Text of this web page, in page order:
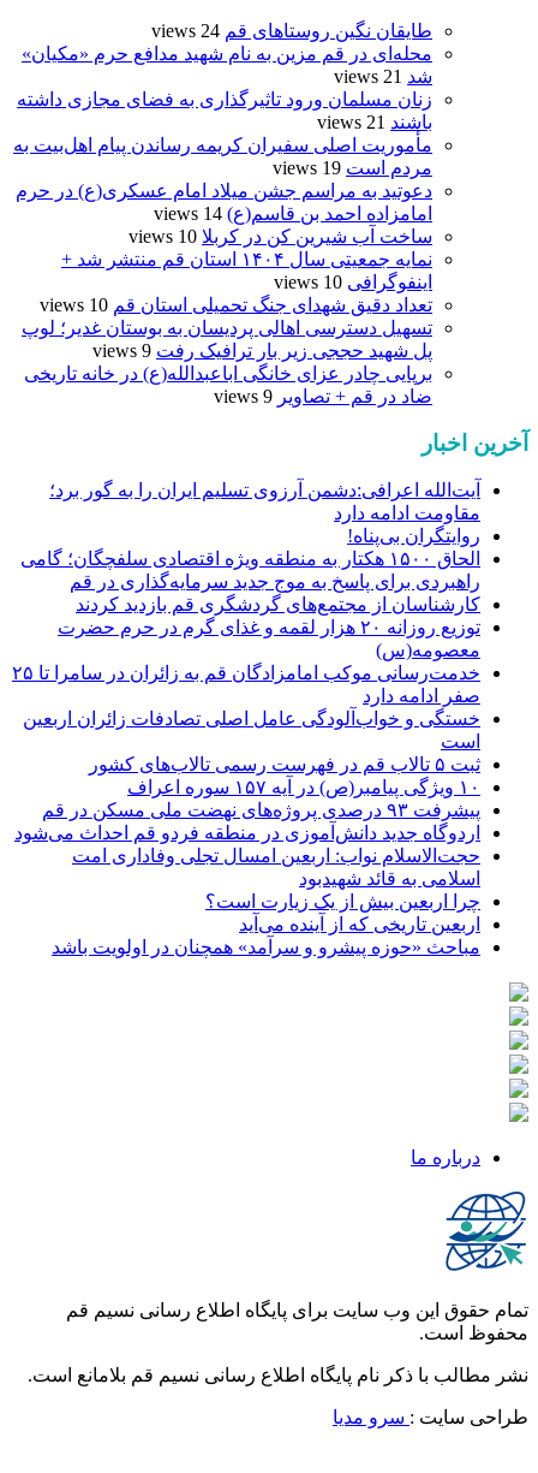
طایقان نگین روستاهای قم 24 views
محله‌ای در قم مزین به نام شهید مدافع حرم «مکیان»
شد 21 views
زنان مسلمان ورود تاثیرگذاری به فضای مجازی داشته
باشند 21 views
مأموریت اصلی سفیران کریمه رساندن پیام اهل‌بیت به
مردم است 19 views
دعوتید به مراسم جشن میلاد امام عسکری(ع) در حرم
امامزاده احمد بن قاسم(ع) 14 views
ساخت آب شیرین کن در کربلا 10 views
نمایه جمعیتی سال ۱۴۰۴ استان قم منتشر شد +
اینفوگرافی 10 views
تعداد دقیق شهدای جنگ تحمیلی استان قم 10 views
تسهیل دسترسی اهالی پردیسان به بوستان غدیر؛ لوپ
پل شهید حججی زیر بار ترافیک رفت 9 views
برپایی چادر عزای خانگی اباعبدالله(ع) در خانه تاریخی
ضاد در قم + تصاویر 9 views
آخرین اخبار
آیت‌الله اعرافی:دشمن آرزوی تسلیم ایران را به گور برد؛
مقاومت ادامه دارد
روایتگران بی‌پناه!
الحاق ۱۵۰۰ هکتار به منطقه ویژه اقتصادی سلفچگان؛ گامی
راهبردی برای پاسخ به موج جدید سرمایه‌گذاری در قم
کارشناسان از مجتمع‌های گردشگری قم بازدید کردند
توزیع روزانه ۲۰ هزار لقمه و غذای گرم در حرم حضرت
معصومه(س)
خدمت‌رسانی موکب امامزادگان قم به زائران در سامرا تا ۲۵
صفر ادامه دارد
خستگی و خواب‌آلودگی عامل اصلی تصادفات زائران اربعین
است
ثبت ۵ تالاب قم در فهرست رسمی تالاب‌های کشور
۱۰ ویژگی پیامبر(ص) در آیه ۱۵۷ سوره اعراف
پیشرفت ۹۳ درصدی پروژه‌های نهضت ملی مسکن در قم
اردوگاه جدید دانش‌آموزی در منطقه فردو قم احداث می‌شود
حجت‌الاسلام نواب: اربعین امسال تجلی وفاداری امت
اسلامی به قائد شهیدبود
چرا اربعین بیش از یک زیارت است؟
اربعین تاریخی که از آینده می‌آید
مباحث «حوزه پیشرو و سرآمد» همچنان در اولویت باشد
درباره ما
تمام حقوق این وب سایت برای پایگاه اطلاع رسانی نسیم قم
محفوظ است.
نشر مطالب با ذکر نام پایگاه اطلاع رسانی نسیم قم بلامانع است.
طراحی سایت : سرو مدیا